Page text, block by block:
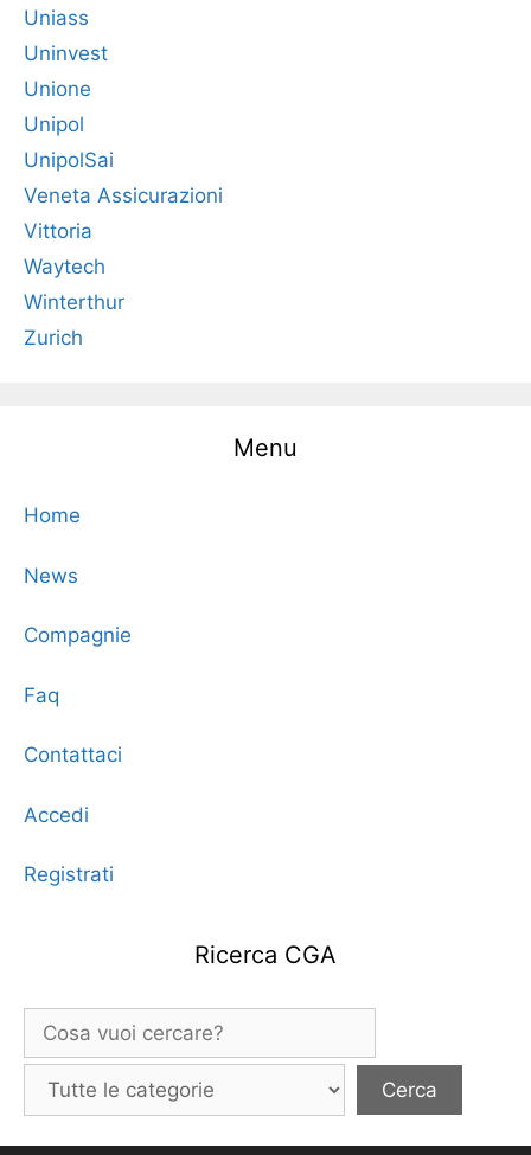
Uniass
Uninvest
Unione
Unipol
UnipolSai
Veneta Assicurazioni
Vittoria
Waytech
Winterthur
Zurich
Menu
Home
News
Compagnie
Faq
Contattaci
Accedi
Registrati
Ricerca CGA